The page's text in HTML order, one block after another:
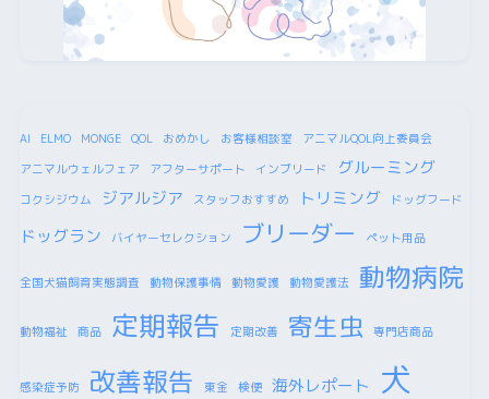
AI ELMO MONGE QOL おめかし お客様相談室
アニマルQOL向上委員会
アニマルウェルフェア
アフターサポート インブリード グルーミング
コクシジウム ジアルジア スタッフおすすめ トリミング ドッグフード
ドッグラン バイヤーセレクション ブリーダー ペット用品
全国犬猫飼育実態調査 動物保護事情 動物愛護 動物愛護法 動物病院
動物福祉 商品 定期報告 定期改善 寄生虫 専門店商品
感染症予防 改善報告 東金 検便 海外レポート 犬